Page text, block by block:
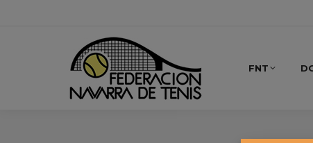
FNT